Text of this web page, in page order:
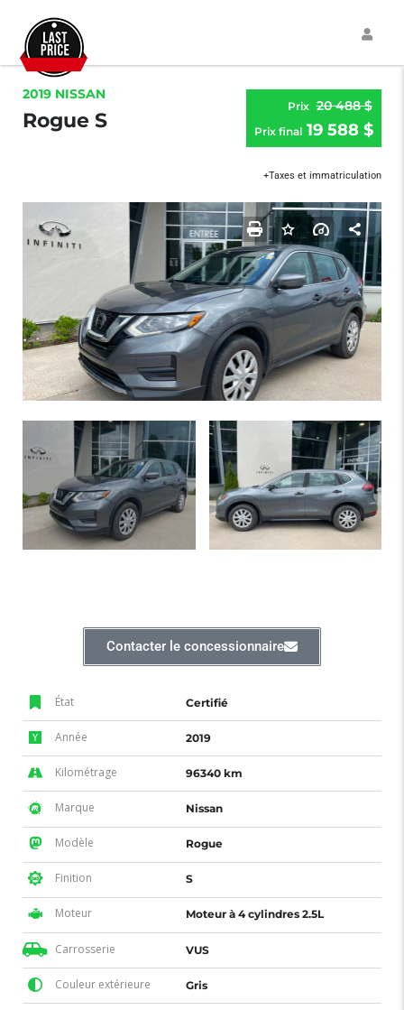
2019 NISSAN
Rogue S
Prix 20 488 $
Prix ​​final 19 588 $
+Taxes et immatriculation
Contacter le concessionnaire
État Certifié
Année 2019
Kilométrage 96340 km
Marque Nissan
Modèle Rogue
Finition S
Moteur Moteur à 4 cylindres 2.5L
Carrosserie VUS
Couleur extérieure Gris